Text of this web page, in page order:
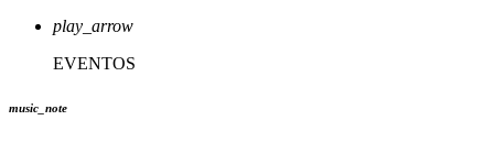
play_arrow
EVENTOS
music_note